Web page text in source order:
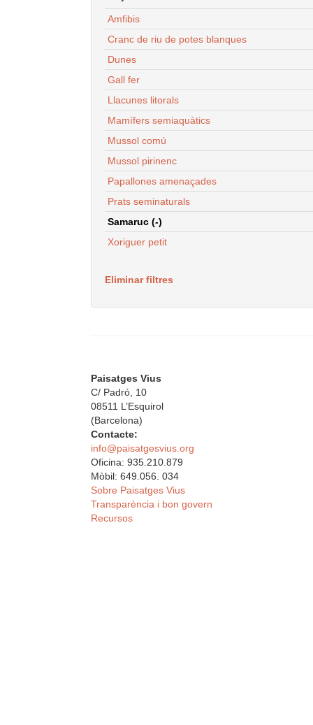
Amfibis
Cranc de riu de potes blanques
Dunes
Gall fer
Llacunes litorals
Mamífers semiaquàtics
Mussol comú
Mussol pirinenc
Papallones amenaçades
Prats seminaturals
Samaruc (-)
Xoriguer petit
Eliminar filtres
Paisatges Vius
C/ Padró, 10
08511 L’Esquirol
(Barcelona)
Contacte:
info@paisatgesvius.org
Oficina: 935.210.879
Mòbil: 649.056. 034
Sobre Paisatges Vius
Transparència i bon govern
Recursos